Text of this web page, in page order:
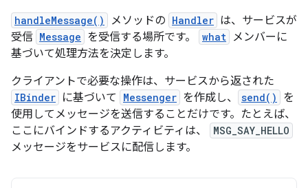
handleMessage() メソッドの Handler は、サービスが
受信 Message を受信する場所です。 what メンバーに
基づいて処理方法を決定します。
クライアントで必要な操作は、サービスから返された
IBinder に基づいて Messenger を作成し、 send()
を
使用してメッセージを送信することだけです。たとえば、
ここにバインドするアクティビティは、
MSG_SAY_HELLO
メッセージをサービスに配信します。